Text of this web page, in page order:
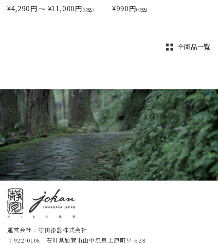
¥4,290円 ～ ¥11,000円(税込) ¥990円(税込)
全商品一覧
運営会社：守田漆器株式会社
〒922-0106 石川県加賀市山中温泉上原町ワ-528